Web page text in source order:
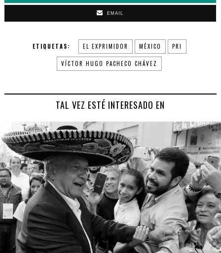
EMAIL
ETIQUETAS: EL EXPRIMIDOR MÉXICO PRI
VÍCTOR HUGO PACHECO CHÁVEZ
TAL VEZ ESTÉ INTERESADO EN